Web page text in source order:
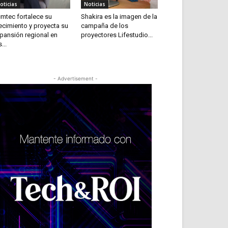
fortalece su
y proyecta su
regional en
Noticias
Shakira es la imagen de la
campaña de los
proyectores Lifestudio...
- Advertisement -